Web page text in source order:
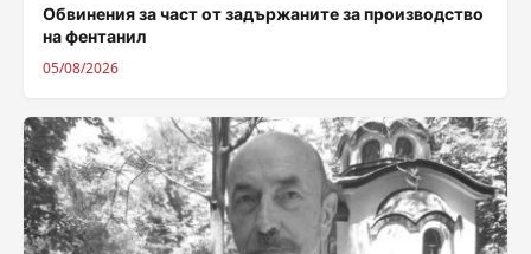
Обвинения за част от задържаните за производство
на фентанил
05/08/2026